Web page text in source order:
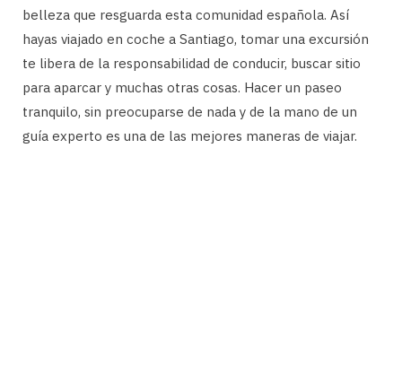
belleza que resguarda esta comunidad española. Así
hayas viajado en coche a Santiago, tomar una excursión
te libera de la responsabilidad de conducir, buscar sitio
para aparcar y muchas otras cosas. Hacer un paseo
tranquilo, sin preocuparse de nada y de la mano de un
guía experto es una de las mejores maneras de viajar.